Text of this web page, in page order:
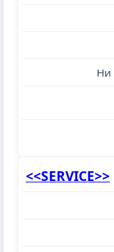
Ни
<<SERVICE>>